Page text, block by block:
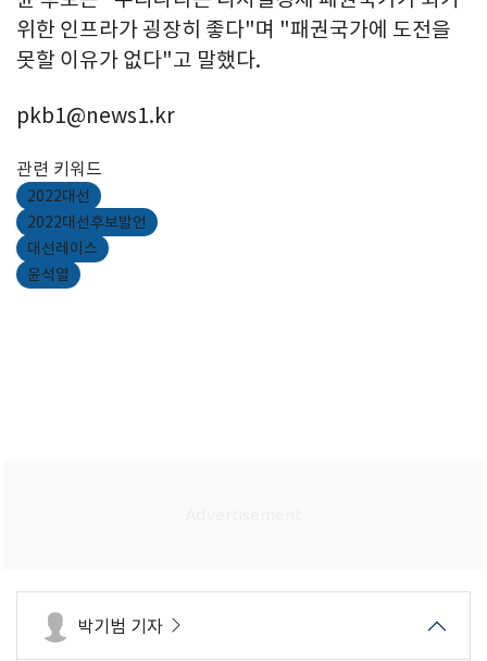
위한 인프라가 굉장히 좋다"며 "패권국가에 도전을
못할 이유가 없다"고 말했다.
pkb1@news1.kr
관련 키워드
2022대선
2022대선후보발언
대선레이스
윤석열
박기범 기자